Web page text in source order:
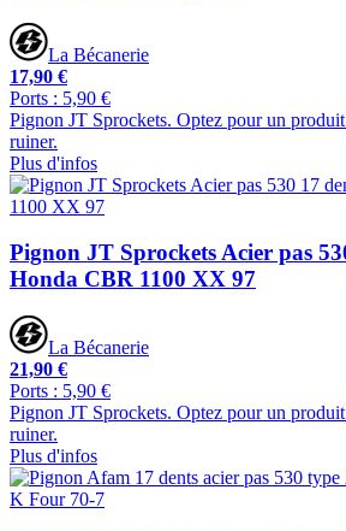
La Bécanerie
17,90 €
Ports : 5,90 €
Pignon JT Sprockets. Optez pour un
ruiner.
Plus d'infos
Pignon JT Sprockets Acier pas
Honda CBR 1100 XX 97
La Bécanerie
21,90 €
Ports : 5,90 €
Pignon JT Sprockets. Optez pour un
ruiner.
Plus d'infos